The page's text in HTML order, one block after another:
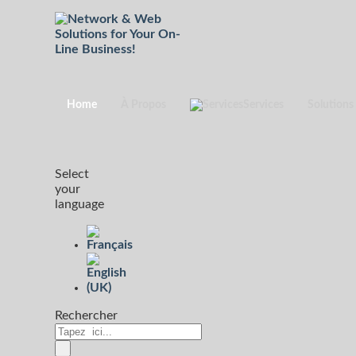
Home
Select
your
language
Rechercher